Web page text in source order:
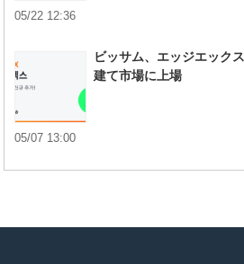
05/22 12:36
ビッサム、エッジエック
建て市場に上場
05/07 13:00